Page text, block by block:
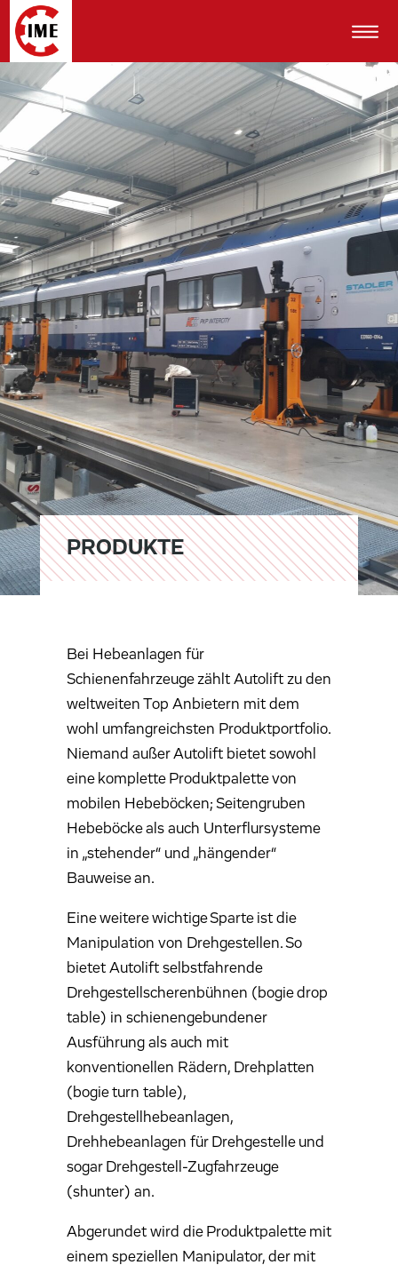
PRODUKTE
Bei Hebeanlagen für
Schienenfahrzeuge zählt Autolift zu den
weltweiten Top Anbietern mit dem
wohl umfangreichsten Produktportfolio.
Niemand außer Autolift bietet sowohl
eine komplette Produktpalette von
mobilen Hebeböcken; Seitengruben
Hebeböcke als auch Unterflursysteme
in „stehender“ und „hängender“
Bauweise an.
Eine weitere wichtige Sparte ist die
Manipulation von Drehgestellen. So
bietet Autolift selbstfahrende
Drehgestellscherenbühnen (bogie drop
table) in schienengebundener
Ausführung als auch mit
konventionellen Rädern, Drehplatten
(bogie turn table),
Drehgestellhebeanlagen,
Drehhebeanlagen für Drehgestelle und
sogar Drehgestell-Zugfahrzeuge
(shunter) an.
Abgerundet wird die Produktpalette mit
einem speziellen Manipulator, der mit